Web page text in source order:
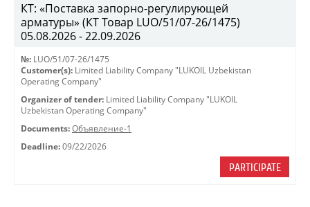
КТ: «Поставка запорно-регулирующей
арматуры» (КТ Товар LUO/51/07-26/1475)
05.08.2026 - 22.09.2026
№: LUO/51/07-26/1475
Customer(s): Limited Liability Company "LUKOIL Uzbekistan
Operating Company"
Organizer of tender: Limited Liability Company "LUKOIL
Uzbekistan Operating Company"
Documents: Объявление-1
Deadline: 09/22/2026
PARTICIPATE